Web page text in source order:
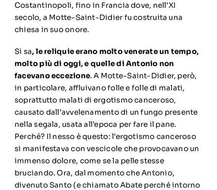
Costantinopoli, fino in Francia dove, nell’XI
secolo, a Motte-Saint-Didier fu costruita una
chiesa in suo onore.
Si sa, le reliquie erano molto venerate un tempo,
molto più di oggi, e quelle di Antonio non
facevano eccezione. A Motte-Saint-Didier, però,
in particolare, affluivano folle e folle di malati,
soprattutto malati di ergotismo canceroso,
causato dall’avvelenamento di un fungo presente
nella segala, usata all’epoca per fare il pane.
Perché? Il nesso è questo: l’ergotismo canceroso
si manifestava con vescicole che provocavano un
immenso dolore, come se la pelle stesse
bruciando. Ora, dal momento che Antonio,
divenuto Santo (e chiamato Abate perché intorno